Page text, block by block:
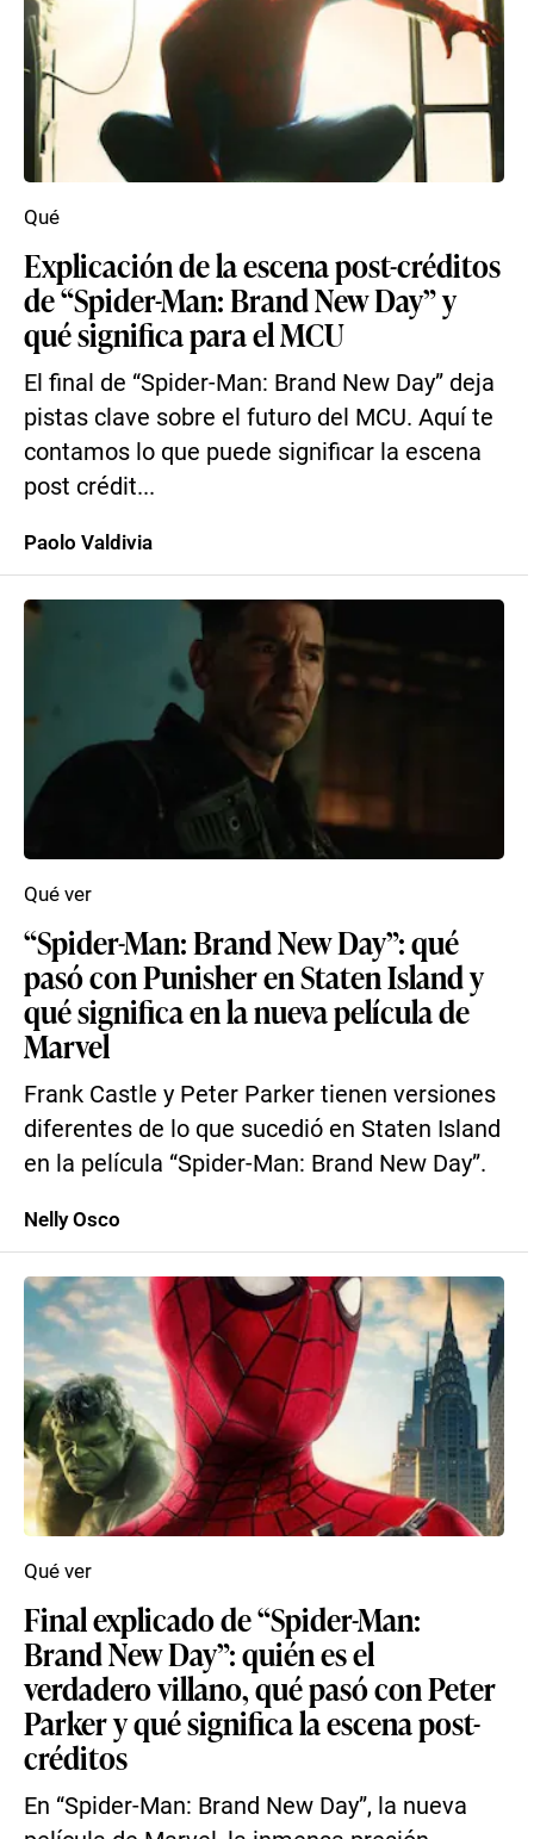
Explicación de la escena post-créditos
de “Spider-Man: Brand New Day” y
qué significa para el MCU
El final de “Spider-Man: Brand New Day” deja
pistas clave sobre el futuro del MCU. Aquí te
contamos lo que puede significar la escena
post crédit...
Qué
Paolo Valdivia
“Spider-Man: Brand New Day”: qué
pasó con Punisher en Staten Island y
qué significa en la nueva película de
Marvel
Frank Castle y Peter Parker tienen versiones
diferentes de lo que sucedió en Staten Island
en la película “Spider-Man: Brand New Day”.
Qué ver
Nelly Osco
Final explicado de “Spider-Man:
Brand New Day”: quién es el
verdadero villano, qué pasó con Peter
Parker y qué significa la escena post-
créditos
En “Spider-Man: Brand New Day”, la nueva
Qué ver